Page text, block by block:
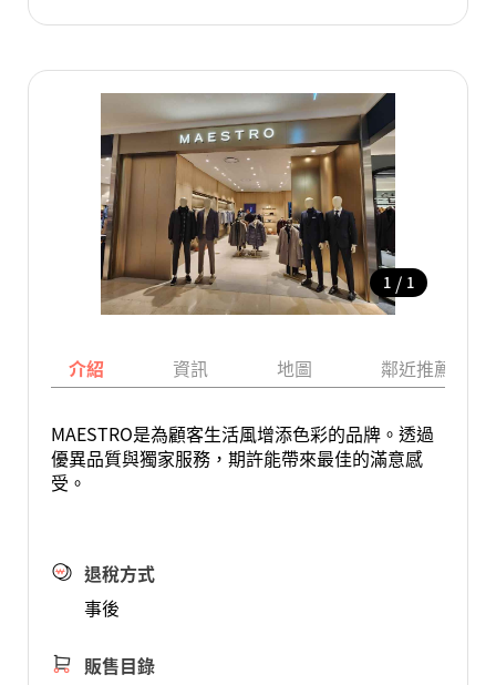
1 / 1
介紹 資訊 地圖 鄰近推薦景點
MAESTRO是為顧客生活風增添色彩的品牌。透過
優異品質與獨家服務，期許能帶來最佳的滿意感
受。
退稅方式
事後
販售目錄